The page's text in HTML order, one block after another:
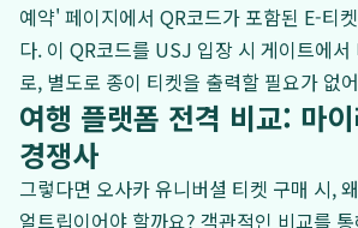
예약' 페이지에서 QR코드가 포함된 E-티
다. 이 QR코드를 USJ 입장 시 게이트에
로, 별도로 종이 티켓을 출력할 필요가 없
여행 플랫폼 전격 비교: 마
경쟁사
그렇다면 오사카 유니버셜 티켓 구매 시,
얼트립이어야 할까요? 객관적인 비교를